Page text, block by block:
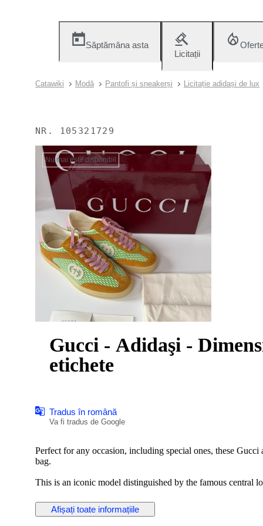
Săptămâna asta
Licitații
Catawiki Modă Pantofi și sneakerși Licitație adidași de lux
NR. 105321729
Nu mai este disponibil
Gucci - Adidaşi -
etichete
Tradus în română
Va fi tradus de Google
Perfect for any occasion, including special ones, these
bag.
This is an iconic model distinguished by the famous central
Key Features
Afișați toate informațiile